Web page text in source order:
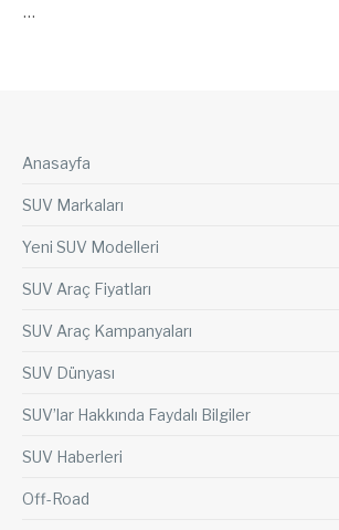
…
Anasayfa
SUV Markaları
Yeni SUV Modelleri
SUV Araç Fiyatları
SUV Araç Kampanyaları
SUV Dünyası
SUV’lar Hakkında Faydalı Bilgiler
SUV Haberleri
Off-Road